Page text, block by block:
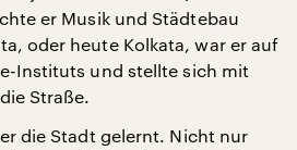
er Musik und Städtebau
oder heute Kolkata, war er auf
Instituts und stellte sich mit
Straße.
die Stadt gelernt. Nicht nur